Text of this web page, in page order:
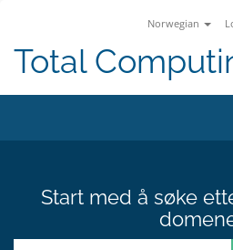
Norwegian
Total
Start med å søke